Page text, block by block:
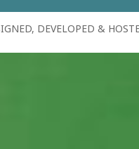
DEVELOPED &